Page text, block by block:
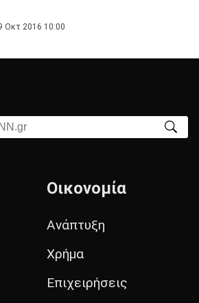
Οκτ 2016 10:00
Οικονομία
Ανάπτυξη
Χρήμα
Επιχειρήσεις